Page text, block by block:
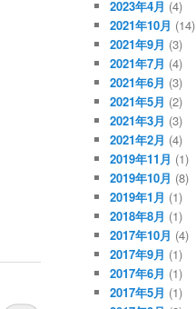
2023年4月 (4)
2021年10月 (14)
2021年9月 (3)
2021年7月 (4)
2021年6月 (3)
2021年5月 (2)
2021年3月 (3)
2021年2月 (4)
2019年11月 (1)
2019年10月 (8)
2019年1月 (1)
2018年8月 (1)
2017年10月 (4)
2017年9月 (1)
2017年6月 (1)
2017年5月 (1)